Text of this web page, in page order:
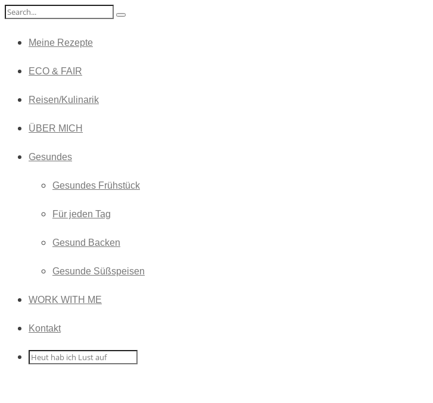
Meine Rezepte
ECO & FAIR
Reisen/Kulinarik
ÜBER MICH
Gesundes
Gesundes Frühstück
Für jeden Tag
Gesund Backen
Gesunde Süßspeisen
WORK WITH ME
Kontakt